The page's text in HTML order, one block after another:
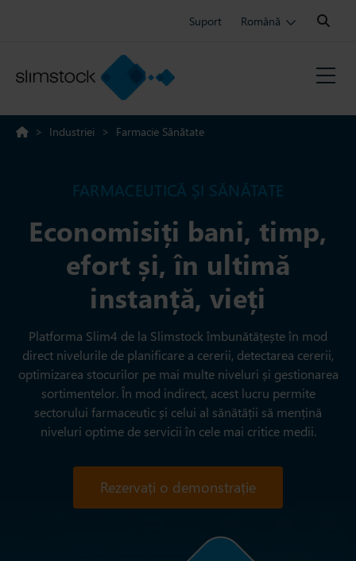
Suport Română
Search:
> Industriei > Farmacie Sănătate
FARMACEUTICĂ ȘI SĂNĂTATE
Economisiți bani, timp,
efort și, în ultimă
instanță, vieți
Platforma Slim4 de la Slimstock îmbunătățește în mod
direct nivelurile de planificare a cererii, detectarea cererii,
optimizarea stocurilor pe mai multe niveluri și gestionarea
sortimentelor. În mod indirect, acest lucru permite
sectorului farmaceutic și celui al sănătății să mențină
niveluri optime de servicii în cele mai critice medii.
Rezervați o demonstrație